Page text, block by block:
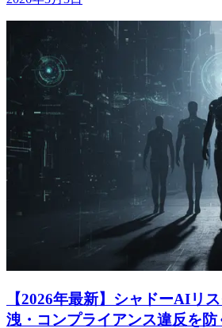
【2026年最新】シャドーAIリ
洩・コンプライアンス違反を